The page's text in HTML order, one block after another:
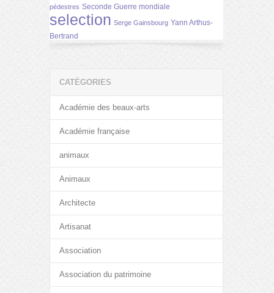
pédestres Seconde Guerre mondiale
selection Serge Gainsbourg Yann Arthus-
Bertrand
CATÉGORIES
Académie des beaux-arts
Académie française
animaux
Animaux
Architecte
Artisanat
Association
Association du patrimoine